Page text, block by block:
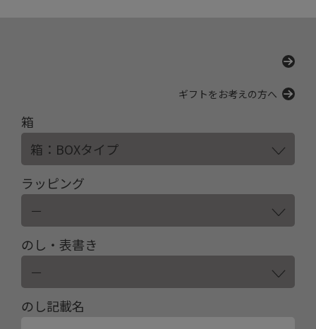
ギフトをお考えの方へ
箱
ラッピング
のし・表書き
のし記載名